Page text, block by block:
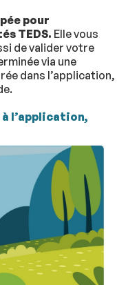
pour
TEDS. Elle vous
de valider votre
via une
dans l’application,
l’application,